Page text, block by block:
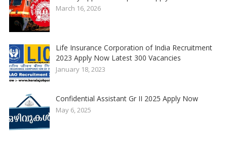
March 16, 2026
Life Insurance Corporation of India Recruitment
2023 Apply Now Latest 300 Vacancies
January 18, 2023
Confidential Assistant Gr II 2025 Apply Now
May 6, 2025